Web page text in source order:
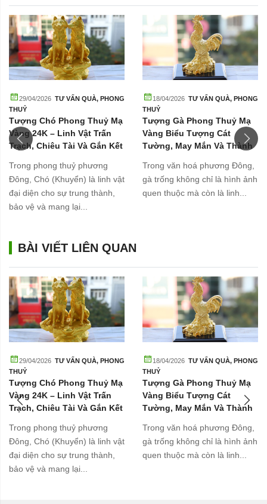
29/04/2026 TƯ VẤN QUÀ, PHONG
THUỶ
Tượng Chó Phong Thuỷ Mạ
Vàng 24K – Linh Vật Trấn
Trạch, Chiêu Tài Và Gắn Kết
Trong phong thuỷ phương
Đông, Chó (Khuyển) là linh vật
đại diện cho sự trung thành,
bảo vệ và mang lại...
18/04/2026 TƯ VẤN QUÀ, PHONG
THUỶ
Tượng Gà Phong Thuỷ Mạ
Vàng Biểu Tượng Cát
Tường, May Mắn Và Thành
Trong văn hoá phương Đông,
gà trống không chỉ là hình ảnh
quen thuộc mà còn là linh...
BÀI VIẾT LIÊN QUAN
29/04/2026 TƯ VẤN QUÀ, PHONG
THUỶ
Tượng Chó Phong Thuỷ Mạ
Vàng 24K – Linh Vật Trấn
Trạch, Chiêu Tài Và Gắn Kết
Trong phong thuỷ phương
Đông, Chó (Khuyển) là linh vật
đại diện cho sự trung thành,
bảo vệ và mang lại...
18/04/2026 TƯ VẤN QUÀ, PHONG
THUỶ
Tượng Gà Phong Thuỷ Mạ
Vàng Biểu Tượng Cát
Tường, May Mắn Và Thành
Trong văn hoá phương Đông,
gà trống không chỉ là hình ảnh
quen thuộc mà còn là linh...